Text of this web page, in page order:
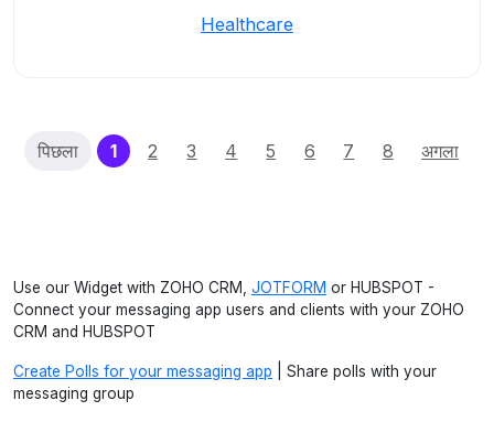
Healthcare
पिछला 1(current)
2 3 4 5 6 7 8 अगला
Use our Widget with ZOHO CRM, JOTFORM or HUBSPOT -
Connect your messaging app users and clients with your ZOHO
CRM and HUBSPOT
Create Polls for your messaging app | Share polls with your
messaging group